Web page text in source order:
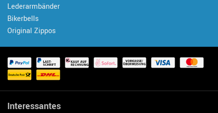
Lederarmbänder
Bikerbells
Original Zippos
Interessantes